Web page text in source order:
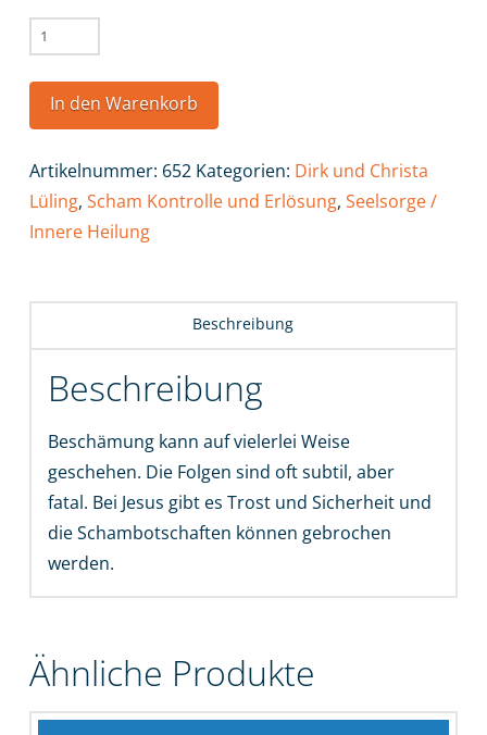
2.
Beschämung
und
die
Menge
In den Warenkorb
Artikelnummer: 652 Kategorien: Dirk und Christa
Lüling, Scham Kontrolle und Erlösung, Seelsorge /
Innere Heilung
Beschreibung
Beschreibung
Beschämung kann auf vielerlei Weise
geschehen. Die Folgen sind oft subtil, aber
fatal. Bei Jesus gibt es Trost und Sicherheit und
die Schambotschaften können gebrochen
werden.
Ähnliche Produkte